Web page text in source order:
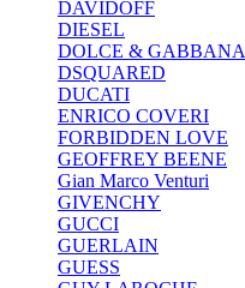
DAVIDOFF
DIESEL
DOLCE & GABBANA
DSQUARED
DUCATI
ENRICO COVERI
FORBIDDEN LOVE
GEOFFREY BEENE
Gian Marco Venturi
GIVENCHY
GUCCI
GUERLAIN
GUESS